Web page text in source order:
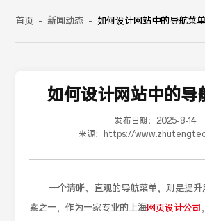
首页 - 新闻动态 - 如何设计网站中的导航菜单
如何设计网站中的导
发布日期： 2025-8-14
来源：
https://
一个清晰、直观的导航菜单，则是提
素之一，作为一家专业的上海网页设计公司